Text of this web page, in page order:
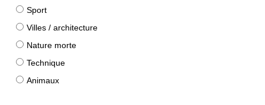
Sport
Villes / architecture
Nature morte
Technique
Animaux